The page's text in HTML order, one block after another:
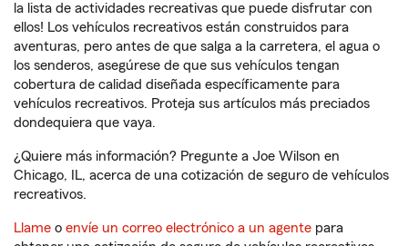
la lista de actividades recreativas que puede disfrutar con
ellos! Los vehículos recreativos están construidos para
aventuras, pero antes de que salga a la carretera, el agua o
los senderos, asegúrese de que sus vehículos tengan
cobertura de calidad diseñada específicamente para
vehículos recreativos. Proteja sus artículos más preciados
dondequiera que vaya.
¿Quiere más información? Pregunte a Joe Wilson en
Chicago, IL, acerca de una cotización de seguro de vehículos
recreativos.
Llame o envíe un correo electrónico a un agente para